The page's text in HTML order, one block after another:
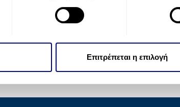
την εξατομίκευση περιεχομένου και
υπηρεσιών τους.
Επιτρέπεται η επιλογή